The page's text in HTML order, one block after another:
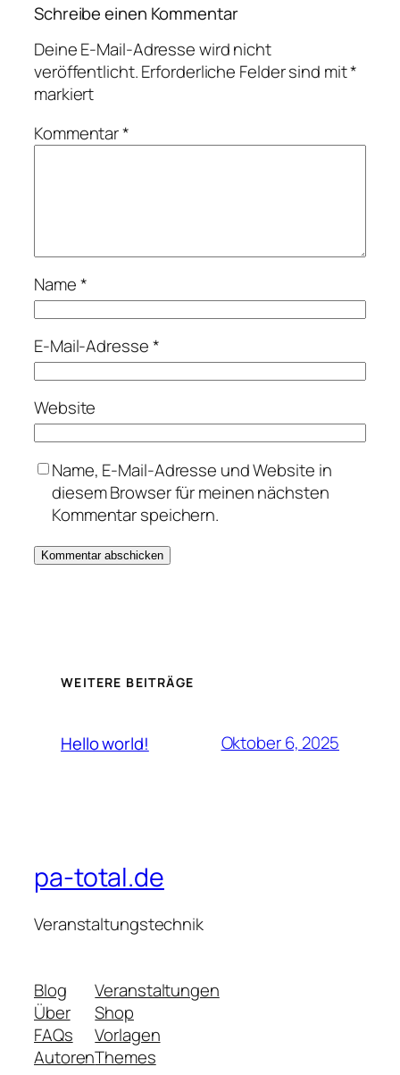
Schreibe einen Kommentar
Deine E-Mail-Adresse wird nicht
veröffentlicht.Erforderliche Felder sind mit*
markiert
Kommentar*
Name*
E-Mail-Adresse*
Website
Name, E-Mail-Adresse und Website in
diesem Browser für meinen nächsten
Kommentar speichern.
WEITERE BEITRÄGE
Hello world! Oktober 6, 2025
pa-total.de
Veranstaltungstechnik
Blog
Über
FAQs
Autoren
Veranstaltungen
Shop
Vorlagen
Themes